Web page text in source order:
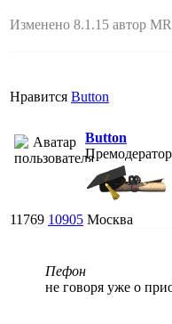
Изменено 8.1.15 автор
Нравится Button
Button
11769 10905 Москва
Пефон
не говоря уже о